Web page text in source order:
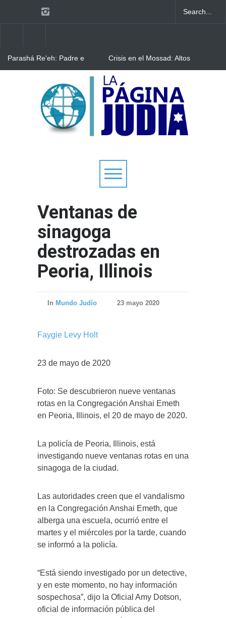
Parashá Re'eh: Padre e
Crisis en el Mossad: Altos
contra el director Roman
Gofman por la
reorganización de Irán
Bulgaria: Adolescentes
judíos italianos fueron
víctimas de un ataque
antisemita en medio de una
creciente hostilidad en toda
Ventanas de
sinagoga
destrozadas en
Peoria, Illinois
In Mundo Judío 23 mayo 2020
Faygie Levy Holt
23 de mayo de 2020
Foto: Se descubrieron nueve ventanas
rotas en la Congregación Anshai Emeth
en Peoria, Illinois, el 20 de mayo de 2020.
La policía de Peoria, Illinois, está
investigando nueve ventanas rotas en una
sinagoga de la ciudad.
Las autoridades creen que el vandalismo
en la Congregación Anshai Emeth, que
alberga una escuela, ocurrió entre el
martes y el miércoles por la tarde, cuando
se informó a la policía.
“Está siendo investigado por un detective,
y en este momento, no hay información
sospechosa”, dijo la Oficial Amy Dotson,
oficial de información pública del